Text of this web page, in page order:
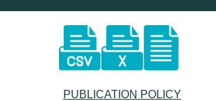
PUBLICATION POLICY